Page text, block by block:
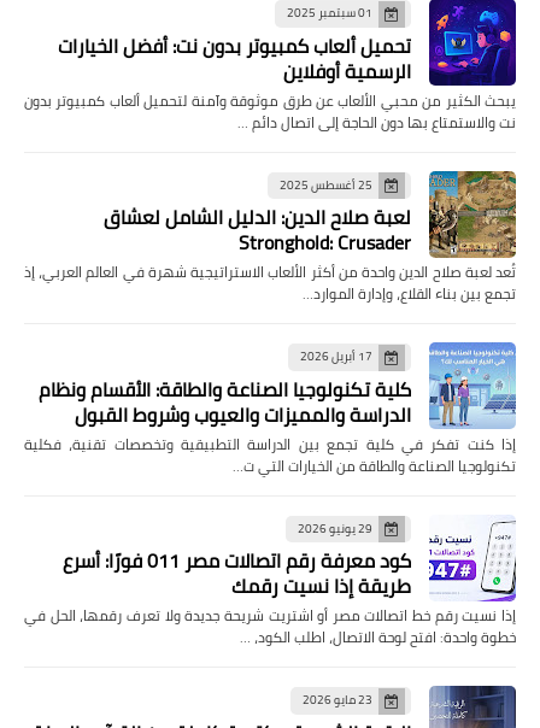
01 سبتمبر 2025
تحميل ألعاب كمبيوتر بدون نت: أفضل الخيارات
الرسمية أوفلاين
يبحث الكثير من محبي الألعاب عن طرق موثوقة وآمنة لتحميل ألعاب كمبيوتر بدون
نت والاستمتاع بها دون الحاجة إلى اتصال دائم …
25 أغسطس 2025
لعبة صلاح الدين: الدليل الشامل لعشاق
Stronghold: Crusader
تُعد لعبة صلاح الدين واحدة من أكثر الألعاب الاستراتيجية شهرة في العالم العربي، إذ
تجمع بين بناء القلاع، وإدارة الموارد…
17 أبريل 2026
كلية تكنولوجيا الصناعة والطاقة: الأقسام ونظام
الدراسة والمميزات والعيوب وشروط القبول
إذا كنت تفكر في كلية تجمع بين الدراسة التطبيقية وتخصصات تقنية، فكلية
تكنولوجيا الصناعة والطاقة من الخيارات التي ت…
29 يونيو 2026
كود معرفة رقم اتصالات مصر 011 فورًا: أسرع
طريقة إذا نسيت رقمك
إذا نسيت رقم خط اتصالات مصر أو اشتريت شريحة جديدة ولا تعرف رقمها، الحل في
خطوة واحدة: افتح لوحة الاتصال، اطلب الكود، …
23 مايو 2026